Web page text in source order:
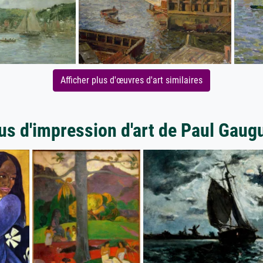
Afficher plus d'œuvres d'art similaires
d'impression d'art de Paul